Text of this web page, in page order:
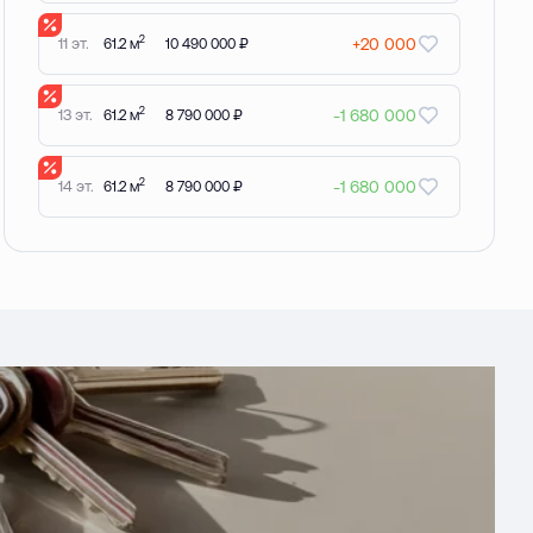
11 эт. 61.2 м2 10 490 000 ₽ +20 000
13 эт. 61.2 м2 8 790 000 ₽ -1 680 000
14 эт. 61.2 м2 8 790 000 ₽ -1 680 000